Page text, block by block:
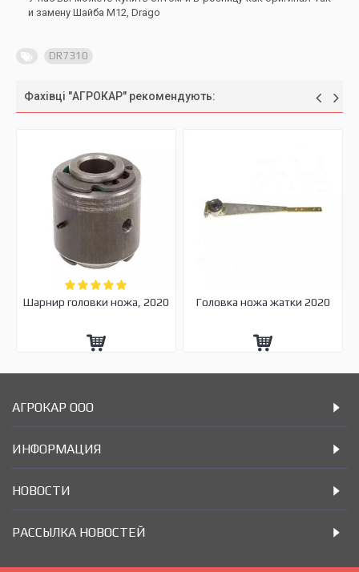
и замену Шайба M12, Drago
DR7310
Фахівці "АГРОКАР" рекомендують:
Шарнир головки ножа, 2020 Головка ножа жатки 2020
АГРОКАР ООО
ИНФОРМАЦИЯ
НОВОСТИ
РАССЫЛКА НОВОСТЕЙ